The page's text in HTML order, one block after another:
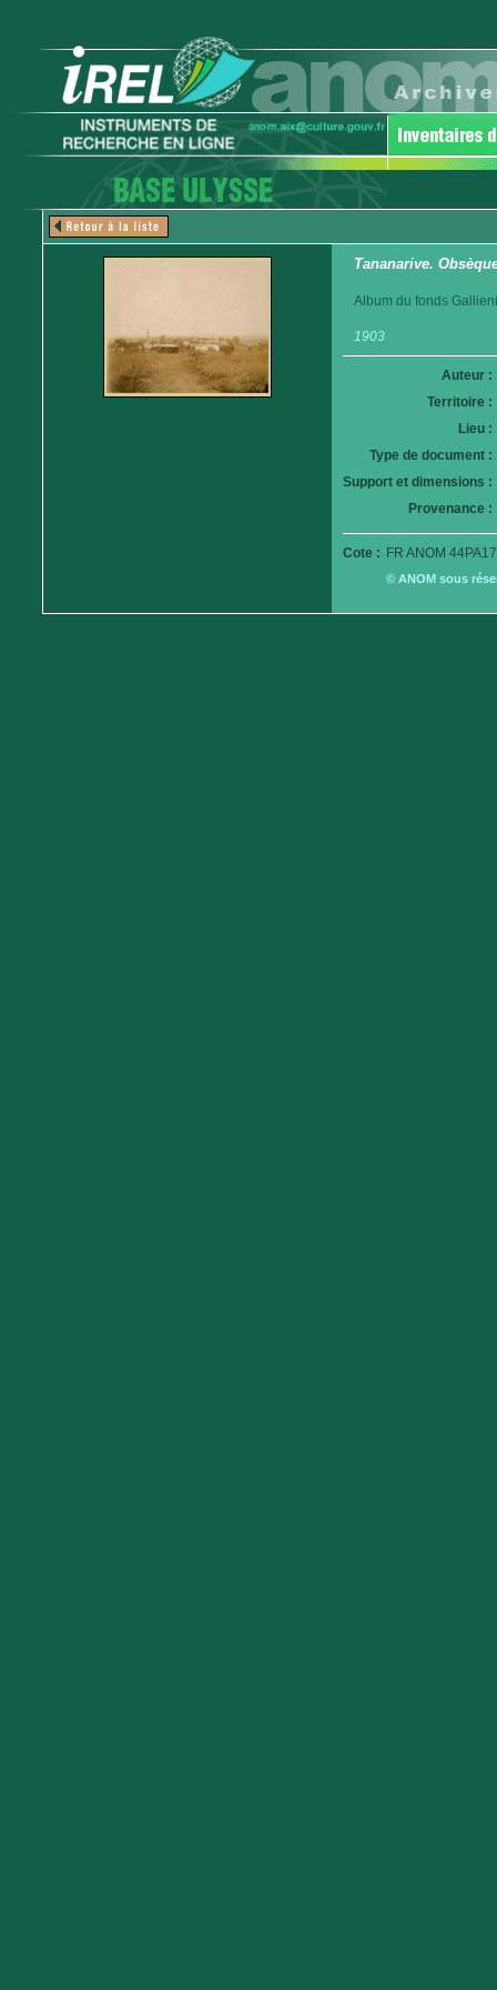
Tananarive.
Album du fonds
1903
Auteur :
Territoire :
Lieu :
Type de document :
Support et dimensions :
Provenance :
Cote : FR ANOM
© ANOM sous